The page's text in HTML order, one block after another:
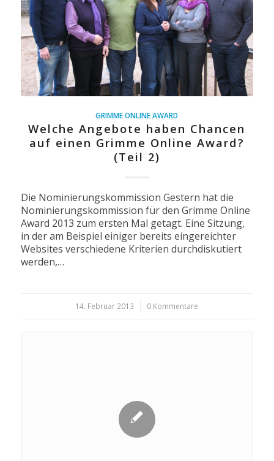
GRIMME ONLINE AWARD
Welche Angebote haben Chancen
auf einen Grimme Online Award?
(Teil 2)
Die Nominierungskommission Gestern hat die
Nominierungskommission für den Grimme Online
Award 2013 zum ersten Mal getagt. Eine Sitzung,
in der am Beispiel einiger bereits eingereichter
Websites verschiedene Kriterien durchdiskutiert
werden,…
14. Februar 2013
/ 0 Kommentare